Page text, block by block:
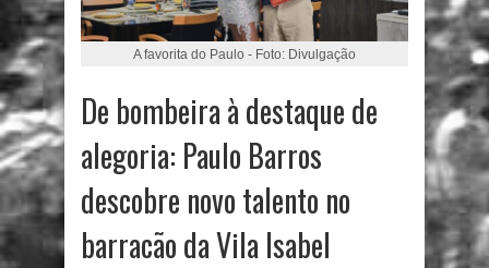
A favorita do Paulo - Foto: Divulgação
De bombeira à destaque de
alegoria: Paulo Barros
descobre novo talento no
barracão da Vila Isabel